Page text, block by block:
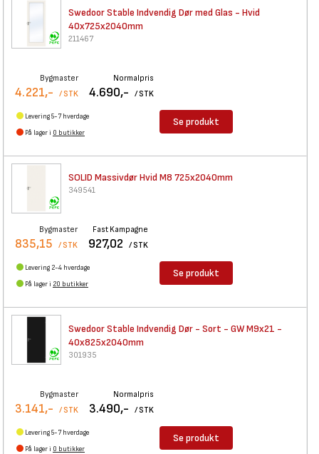
Swedoor Stable Indvendig Dørmed Glas - Hvid
40x725x2040mm
211467
Bygmaster
4.221,- / STK
Normalpris
4.690,- / STK
Levering 5-7 hverdage
På lager i 0 butikker
Se produkt
SOLID Massivdør Hvid M8 725x2040mm
349541
Bygmaster
835,15 / STK
Fast Kampagne
927,02 / STK
Levering 2-4 hverdage
På lager i 20 butikker
Se produkt
Swedoor Stable Indvendig Dør - Sort - GW M9x21 -
40x825x2040mm
301935
Bygmaster
3.141,- / STK
Normalpris
3.490,- / STK
Levering 5-7 hverdage
På lager i 0 butikker
Se produkt